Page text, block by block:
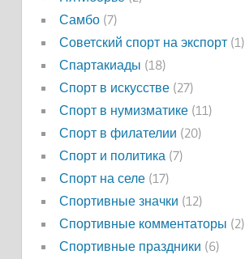
Самбо(7)
Советский спорт на экспорт(1)
Спартакиады (18)
Спорт в искусстве(27)
Спорт в нумизматике(11)
Спорт в филателии (20)
Спорт и политика (7)
Спорт на селе(17)
Спортивные значки (12)
Спортивные комментаторы (2)
Спортивные праздники (6)